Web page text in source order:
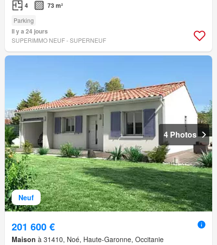
4 73 m²
Parking
Il y a 24 jours
SUPERIMMO NEUF - SUPERNEUF
Neuf
4 Photos
201 600 €
Maison à 31410, Noé, Haute-Garonne, Occitanie